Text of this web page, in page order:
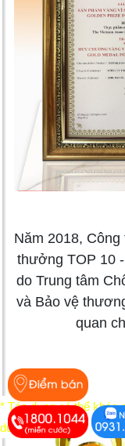
Năm 2018,
thưởng TOP 10
do Trung tâm
và Bảo vệ
quan
* Tác dụng có thể khác
dùng